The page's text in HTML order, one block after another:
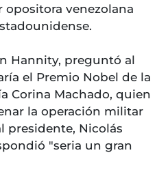
opositora venezolana
Hannity, preguntó al
el Premio Nobel de la
Corina Machado, quien
la operación militar
presidente, Nicolás
"seria un gran